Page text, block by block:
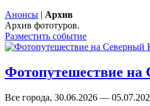
Анонсы | Архив
Архив фототуров.
Разместить событие
Фотопутешествие на
Все города, 30.06.2026 —